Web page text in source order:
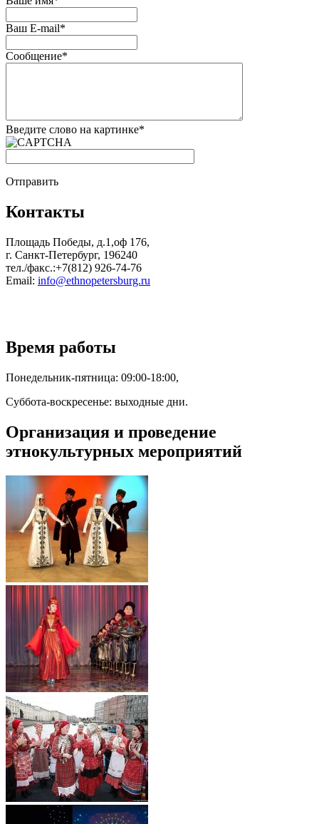
Ваш E-mail*
Сообщение*
Введите слово на картинке*
Отправить
Контакты
Площадь Победы, д.1,оф 176,
г. Санкт-Петербург, 196240
тел./факс.:+7(812) 926-74-76
Email: info@ethnopetersburg.ru
Время работы
Понедельник-пятница: 09:00-18:00,
Суббота-воскресенье: выходные дни.
Организация и проведение
этнокультурных мероприятий